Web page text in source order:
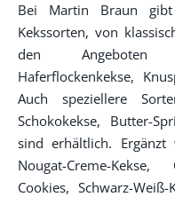
Bei Martin Braun
Kekssorten, von
den Angeboten
Haferflockenkekse,
Auch speziellere
Schokokekse, Butter-
sind erhältlich.
Nougat-Creme-Kekse,
Cookies, Schwarz-